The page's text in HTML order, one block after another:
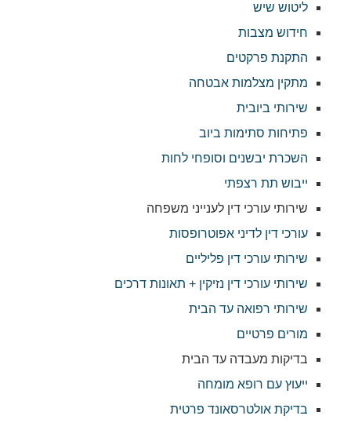
ליטוש שיש
חידוש מצבות
התקנת פרקטים
מתקין מצלמות אבטחה
שירותי ביובית
פתיחות סתימות ביוב
השכרת יבשנים וסופחי לחות
ייבוש תת רצפתי
שירותי עורכי דין לענייני משפחה
עורכי דין לדיני אפוטרופסות
שירותי עורכי דין פליליים
שירותי עורכי דין נזיקין + תאונות דרכים
שירותי רפואה עד הבית
מורים פרטיים
בדיקות מעבדה עד הבית
ייעוץ עם רופא מומחה
בדיקת אולטרסאונד פרטית